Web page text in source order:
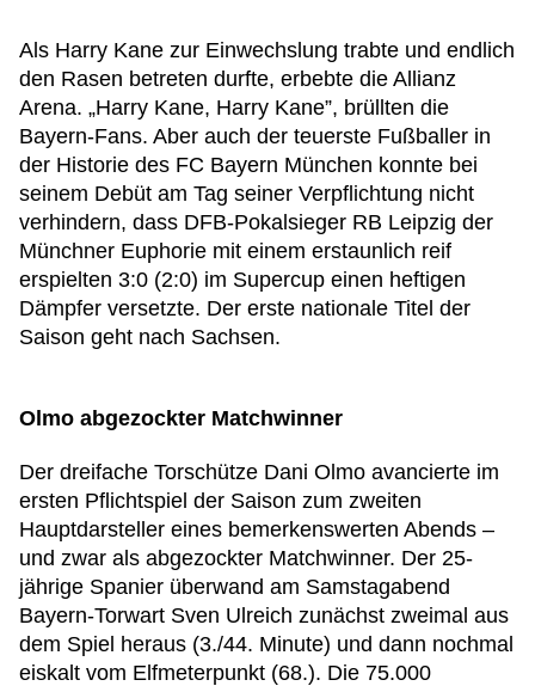
Als Harry Kane zur Einwechslung trabte und endlich
den Rasen betreten durfte, erbebte die Allianz
Arena. „Harry Kane, Harry Kane”, brüllten die
Bayern-Fans. Aber auch der teuerste Fußballer in
der Historie des FC Bayern München konnte bei
seinem Debüt am Tag seiner Verpflichtung nicht
verhindern, dass DFB-Pokalsieger RB Leipzig der
Münchner Euphorie mit einem erstaunlich reif
erspielten 3:0 (2:0) im Supercup einen heftigen
Dämpfer versetzte. Der erste nationale Titel der
Saison geht nach Sachsen.
Olmo abgezockter Matchwinner
Der dreifache Torschütze Dani Olmo avancierte im
ersten Pflichtspiel der Saison zum zweiten
Hauptdarsteller eines bemerkenswerten Abends –
und zwar als abgezockter Matchwinner. Der 25-
jährige Spanier überwand am Samstagabend
Bayern-Torwart Sven Ulreich zunächst zweimal aus
dem Spiel heraus (3./44. Minute) und dann nochmal
eiskalt vom Elfmeterpunkt (68.). Die 75.000